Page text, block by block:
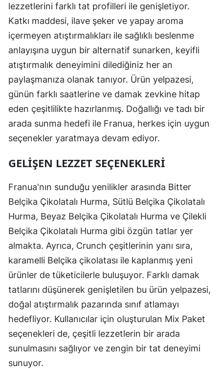
lezzetlerini farklı tat profilleri ile genişletiyor.
Katkı maddesi, ilave şeker ve yapay aroma
içermeyen atıştırmalıkları ile sağlıklı beslenme
anlayışına uygun bir alternatif sunarken, keyifli
atıştırmalık deneyimini dilediğiniz her an
paylaşmanıza olanak tanıyor. Ürün yelpazesi,
günün farklı saatlerine ve damak zevkine hitap
eden çeşitlilikte hazırlanmış. Doğallığı ve tadı bir
arada sunma hedefi ile Franua, herkes için uygun
seçenekler yaratmaya devam ediyor.
GELIŞEN LEZZET SEÇENEKLERI
Franua'nın sunduğu yenilikler arasında Bitter
Belçika Çikolatalı Hurma, Sütlü Belçika Çikolatalı
Hurma, Beyaz Belçika Çikolatalı Hurma ve Çilekli
Belçika Çikolatalı Hurma gibi özgün tatlar yer
almakta. Ayrıca, Crunch çeşitlerinin yanı sıra,
karamelli Belçika çikolatası ile kaplanmış yeni
ürünler de tüketicilerle buluşuyor. Farklı damak
tatlarını düşünerek genişletilen bu ürün yelpazesi,
doğal atıştırmalık pazarında sınıf atlamayı
hedefliyor. Kullanıcılar için oluşturulan Mix Paket
seçenekleri de, çeşitli lezzetlerin bir arada
sunulmasını sağlıyor ve zengin bir tat deneyimi
sunuyor.